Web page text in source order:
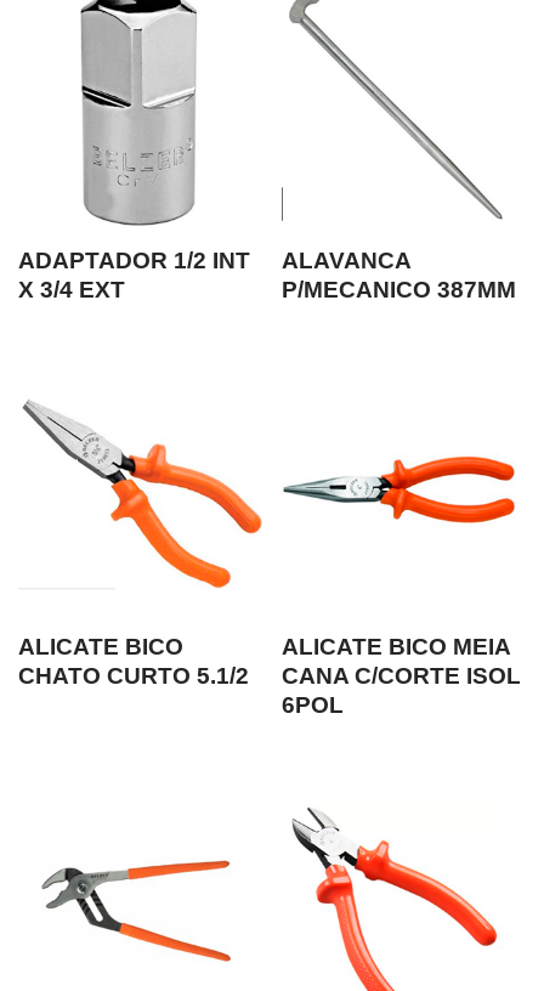
ADAPTADOR 1/2 INT
X 3/4 EXT
ALAVANCA
P/MECANICO 387MM
ALICATE BICO
CHATO CURTO 5.1/2
ALICATE BICO MEIA
CANA C/CORTE ISOL
6POL